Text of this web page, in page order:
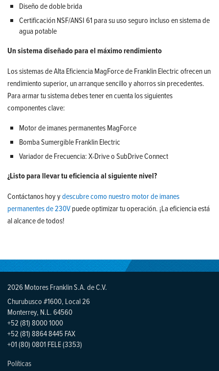
Diseño de doble brida
Certificación NSF/ANSI 61 para su uso seguro incluso en sistema de
agua potable
Un sistema diseñado para el máximo rendimiento
Los sistemas de Alta Eficiencia MagForce de Franklin Electric ofrecen un
rendimiento superior, un arranque sencillo y ahorros sin precedentes.
Para armar tu sistema debes tener en cuenta los siguientes
componentes clave:
Motor de imanes permanentes MagForce
Bomba Sumergible Franklin Electric
Variador de Frecuencia: X-Drive o SubDrive Connect
¿Listo para llevar tu eficiencia al siguiente nivel?
Contáctanos hoy ydescubre como nuestro motor de imanes
permanentes de 230Vpuede optimizar tu operación. ¡La eficiencia está
al alcance de todos!
2026 Motores Franklin S.A. de C.V.
Churubusco #1600, Local 26
Monterrey, N.L. 64560
+52 (81) 8000 1000
+52 (81) 8864 8445 FAX
+01 (80) 0801 FELE (3353)
Políticas